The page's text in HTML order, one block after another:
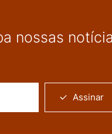
nossas
Assinar